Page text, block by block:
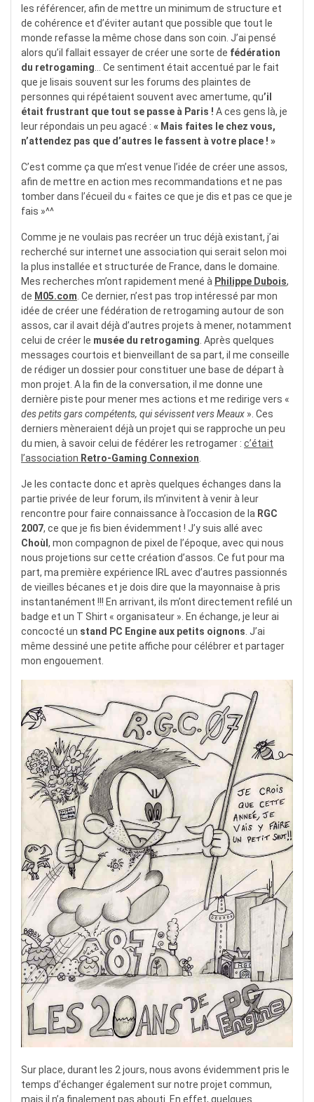
les référencer, afin de mettre un minimum de structure et
de cohérence et d’éviter autant que possible que tout le
monde refasse la même chose dans son coin. J’ai pensé
alors qu’il fallait essayer de créer une sorte de fédération
du retrogaming … Ce sentiment était accentué par le fait
que je lisais souvent sur les forums des plaintes de
personnes qui répétaient souvent avec amertume, qu’il
était frustrant que tout se passe à Paris ! A ces gens là, je
leur répondais un peu agacé : « Mais faites le chez vous,
n’attendez pas que d’autres le fassent à votre place ! »
C’est comme ça que m’est venue l’idée de créer une assos,
afin de mettre en action mes recommandations et ne pas
tomber dans l’écueil du « faites ce que je dis et pas ce que je
fais »^^
Comme je ne voulais pas recréer un truc déjà existant, j’ai
recherché sur internet une association qui serait selon moi
la plus installée et structurée de France, dans le domaine.
Mes recherches m’ont rapidement mené à Philippe Dubois,
de M05.com . Ce dernier, n’est pas trop intéressé par mon
idée de créer une fédération de retrogaming autour de son
assos, car il avait déjà d’autres projets à mener, notamment
celui de créer le musée du retrogaming . Après quelques
messages courtois et bienveillant de sa part, il me conseille
de rédiger un dossier pour constituer une base de départ à
mon projet. A la fin de la conversation, il me donne une
dernière piste pour mener mes actions et me redirige vers «
des petits gars compétents, qui sévissent vers Meaux ». Ces
derniers mèneraient déjà un projet qui se rapproche un peu
du mien, à savoir celui de fédérer les retrogamer : c’était
l’association Retro-Gaming Connexion
Je les contacte donc et après quelques échanges dans la
partie privée de leur forum, ils m’invitent à venir à leur
rencontre pour faire connaissance à l’occasion de la RGC
2007, ce que je fis bien évidemment ! J’y suis allé avec
Choùl, mon compagnon de pixel de l’époque, avec qui nous
nous projetions sur cette création d’assos. Ce fut pour ma
part, ma première expérience IRL avec d’autres passionnés
de vieilles bécanes et je dois dire que la mayonnaise à pris
instantanément !!! En arrivant, ils m’ont directement refilé un
badge et un T Shirt « organisateur ». En échange, je leur ai
concocté un stand PC Engine aux petits oignons . J’ai
même dessiné une petite affiche pour célébrer et partager
mon engouement.
Sur place, durant les 2 jours, nous avons évidemment pris le
temps d’échanger également sur notre projet commun,
mais il n’a finalement pas abouti. En effet, quelques